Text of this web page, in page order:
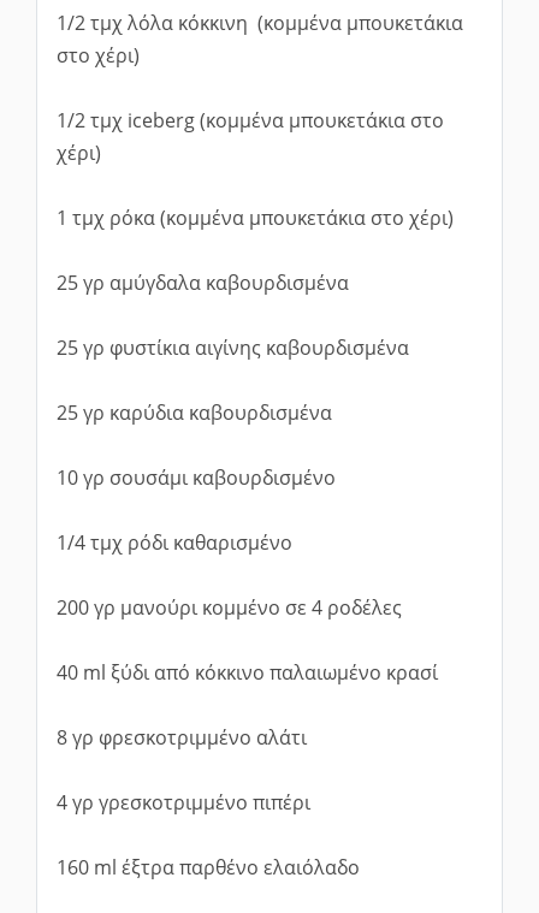
1/2 τμχ λόλα κόκκινη (κομμένα μπουκετάκια
στο χέρι)
1/2 τμχ iceberg (κομμένα μπουκετάκια στο
χέρι)
1 τμχ ρόκα (κομμένα μπουκετάκια στο χέρι)
25 γρ αμύγδαλα καβουρδισμένα
25 γρ φυστίκια αιγίνης καβουρδισμένα
25 γρ καρύδια καβουρδισμένα
10 γρ σουσάμι καβουρδισμένο
1/4 τμχ ρόδι καθαρισμένο
200 γρ μανούρι κομμένο σε 4 ροδέλες
40 ml ξύδι από κόκκινο παλαιωμένο κρασί
8 γρ φρεσκοτριμμένο αλάτι
4 γρ γρεσκοτριμμένο πιπέρι
160 ml έξτρα παρθένο ελαιόλαδο